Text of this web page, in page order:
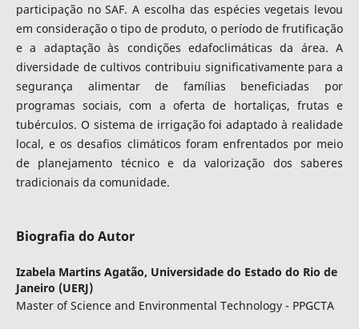
participação no SAF. A escolha das espécies vegetais levou
em consideração o tipo de produto, o período de frutificação
e a adaptação às condições edafoclimáticas da área. A
diversidade de cultivos contribuiu significativamente para a
segurança alimentar de famílias beneficiadas por
programas sociais, com a oferta de hortaliças, frutas e
tubérculos. O sistema de irrigação foi adaptado à realidade
local, e os desafios climáticos foram enfrentados por meio
de planejamento técnico e da valorização dos saberes
tradicionais da comunidade.
Biografia do Autor
Izabela Martins Agatão, Universidade do Estado do Rio de
Janeiro (UERJ)
Master of Science and Environmental Technology - PPGCTA